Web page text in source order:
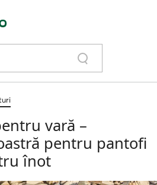
vară –
pentru pantofi
înot